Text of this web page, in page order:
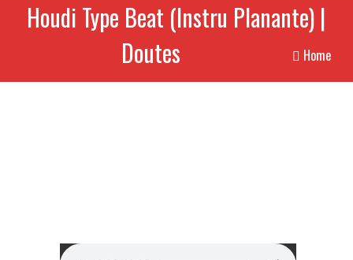
Houdi Type Beat (Instru Planante) |
Doutes
Home